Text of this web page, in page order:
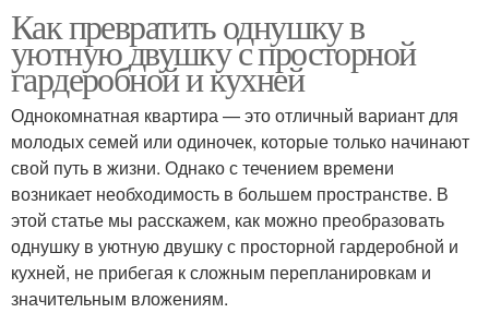
Как превратить однушку в
уютную двушку с просторной
гардеробной и кухней
Однокомнатная квартира — это отличный вариант для
молодых семей или одиночек, которые только начинают
свой путь в жизни. Однако с течением времени
возникает необходимость в большем пространстве. В
этой статье мы расскажем, как можно преобразовать
однушку в уютную двушку с просторной гардеробной и
кухней, не прибегая к сложным перепланировкам и
значительным вложениям.